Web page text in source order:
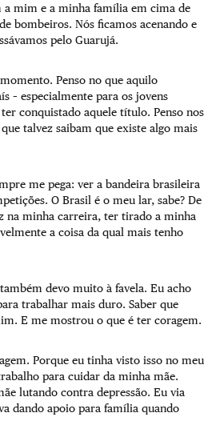
a mim e a minha família em cima de
bombeiros. Nós ficamos acenando e
pelo Guarujá.
Penso no que aquilo
– especialmente para os jovens
conquistado aquele título. Penso nos
talvez saibam que existe algo mais
me pega: ver a bandeira brasileira
O Brasil é o meu lar, sabe? De
na minha carreira, ter tirado a minha
a coisa da qual mais tenho
devo muito à favela. Eu acho
trabalhar mais duro. Saber que
E me mostrou o que é ter coragem.
Porque eu tinha visto isso no meu
para cuidar da minha mãe.
lutando contra depressão. Eu via
dando apoio para família quando